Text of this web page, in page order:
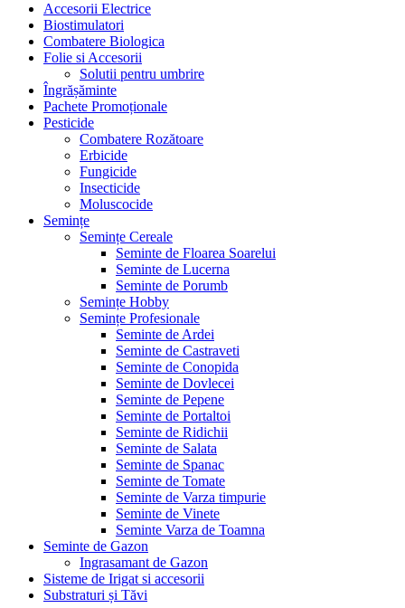
Accesorii Electrice
Biostimulatori
Combatere Biologica
Folie si Accesorii
Solutii pentru umbrire
Îngrășăminte
Pachete Promoționale
Pesticide
Combatere Rozătoare
Erbicide
Fungicide
Insecticide
Moluscocide
Semințe
Semințe Cereale
Seminte de Floarea Soarelui
Seminte de Lucerna
Seminte de Porumb
Semințe Hobby
Semințe Profesionale
Seminte de Ardei
Seminte de Castraveti
Seminte de Conopida
Seminte de Dovlecei
Seminte de Pepene
Seminte de Portaltoi
Seminte de Ridichii
Seminte de Salata
Seminte de Spanac
Seminte de Tomate
Seminte de Varza timpurie
Seminte de Vinete
Seminte Varza de Toamna
Seminte de Gazon
Ingrasamant de Gazon
Sisteme de Irigat si accesorii
Substraturi și Tăvi